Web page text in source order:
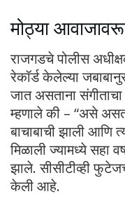
मोठ्या
राजगडचे पोलीस
रेकॉर्ड केलेल्या
जात असताना
म्हणाले की – “असे
बाचाबाची झाली आणि
मिळाली ज्यामध्ये सहा
झाले. सीसीटीव्ही
केली आहे.